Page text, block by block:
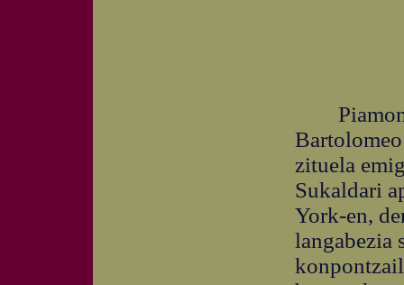
zituela
Sukaldari
York-en,
langabezia